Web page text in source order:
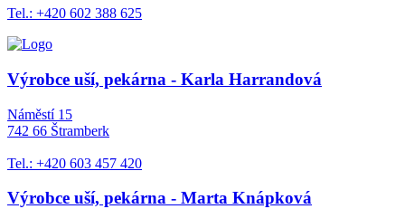
Tel.: +420 602 388 625
Výrobce uší, pekárna - Karla Harrandová
Náměstí 15
742 66 Štramberk
Tel.: +420 603 457 420
Výrobce uší, pekárna - Marta Knápková